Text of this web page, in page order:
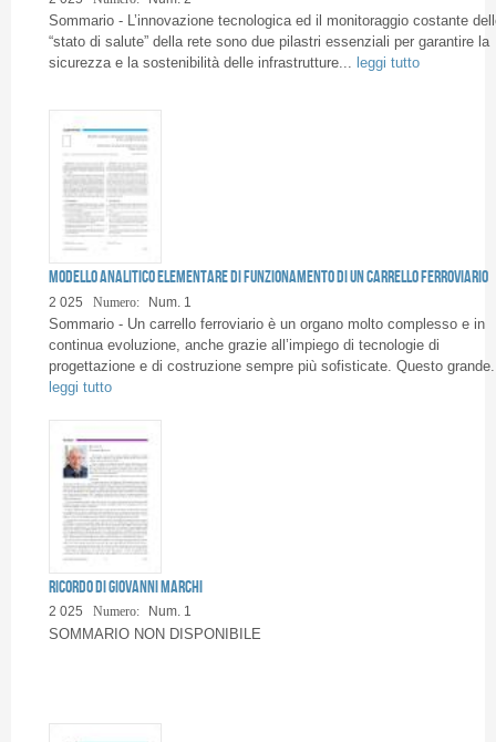
Sommario - L’innovazione tecnologica ed il monitoraggio costante
“stato di salute” della rete sono due pilastri essenziali per garantire la
sicurezza e la sostenibilità delle infrastrutture... leggi tutto
Modello analitico elementare di funzionamento di un carrello ferroviario
2 025 Numero: Num. 1
Sommario - Un carrello ferroviario è un organo molto complesso e in
continua evoluzione, anche grazie all’impiego di tecnologie di
progettazione e di costruzione sempre più sofisticate. Questo
leggi tutto
Ricordo di Giovanni Marchi
2 025 Numero: Num. 1
SOMMARIO NON DISPONIBILE